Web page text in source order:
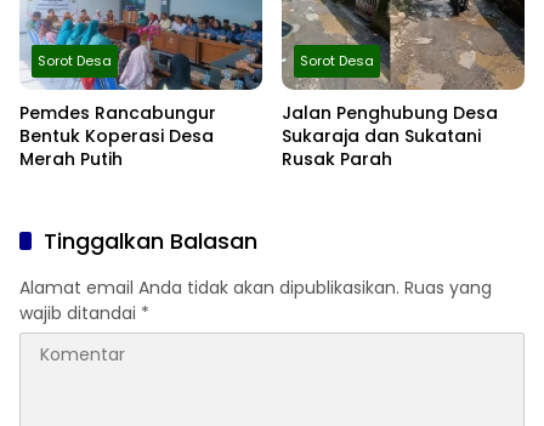
Sorot Desa
Pemdes Rancabungur
Bentuk Koperasi Desa
Merah Putih
Sorot Desa
Jalan Penghubung Desa
Sukaraja dan Sukatani
Rusak Parah
Tinggalkan Balasan
Alamat email Anda tidak akan dipublikasikan. Ruas yang
wajib ditandai *